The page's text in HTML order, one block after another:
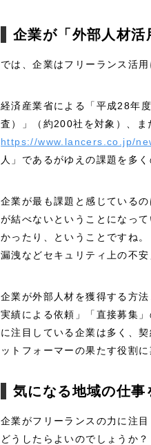
企業が「外部人材活
では、企業はフリーランス活
経済産業省による「平成28年
査）」（約200社を対象）、ま
https://www.lancers.co.jp/
人」であるがゆえの課題を多
企業が最も課題と感じている
が結べないということになっ
かったり、ということですね
漏洩などセキュリティ上の不
企業が外部人材を獲得する方
実績による依頼」「直接募集
に注目している企業は多く、
ットフォーマーの果たす役割
気になる地域の仕事
企業がフリーランスの力に注
どうしたらよいのでしょうか？